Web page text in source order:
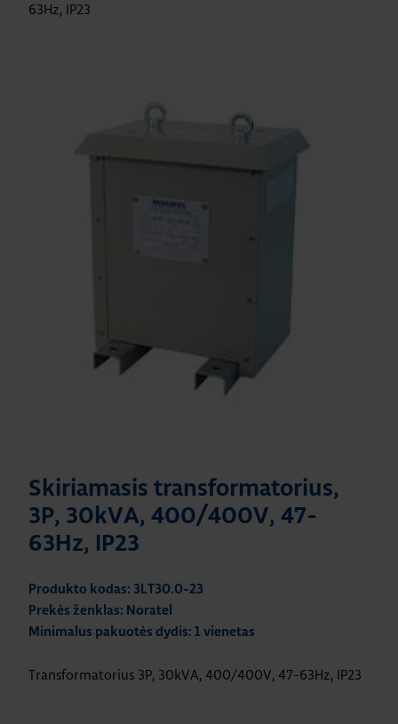
63Hz, IP23
Skiriamasis transformatorius,
3P, 30kVA, 400/400V, 47-
63Hz, IP23
Produkto kodas: 3LT30.0-23
Prekės ženklas: Noratel
Minimalus pakuotės dydis: 1 vienetas
Transformatorius 3P, 30kVA, 400/400V, 47-63Hz, IP23